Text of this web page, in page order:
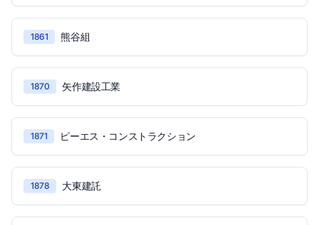
1861 熊谷組
1870 矢作建設工業
1871 ピーエス・コンストラクション
1878 大東建託